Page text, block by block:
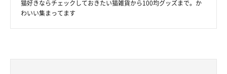
猫好きならチェックしておきたい猫雑貨から100均グッズまで。か
わいい集まってます